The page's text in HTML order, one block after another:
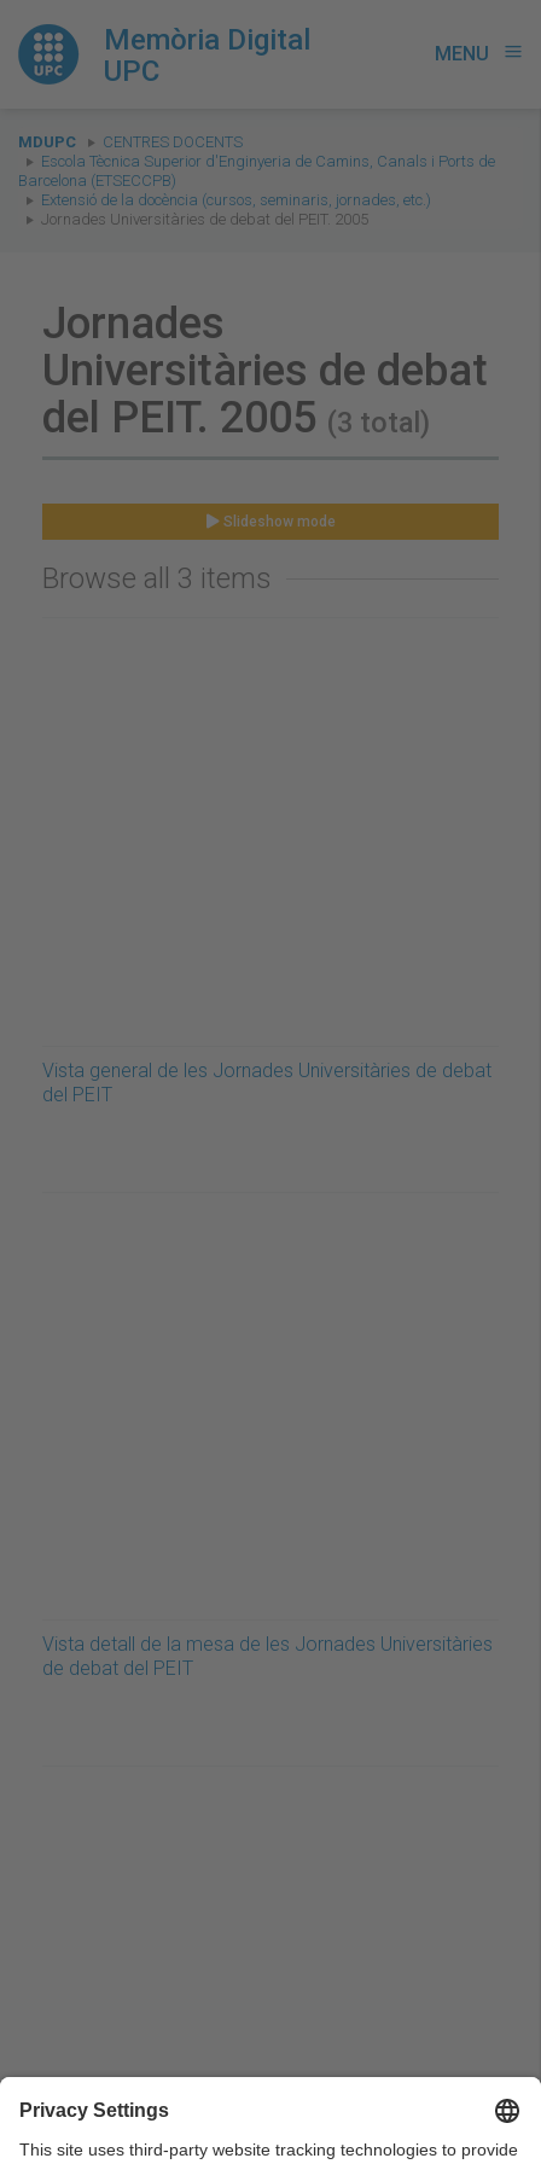
Memòria Digital
UPC
MENU menu
You
are
here:
MDUPC
CENTRES DOCENTS
Escola Tècnica Superior d'Enginyeria de Camins, Canals i Ports de
Barcelona (ETSECCPB)
Extensió de la docència (cursos, seminaris, jornades, etc.)
Jornades Universitàries de debat del PEIT. 2005
Jornades
Universitàries de debat
del PEIT. 2005 (3 total)
Slideshow mode
Browse all 3 items
Vista general de les Jornades Universitàries de debat
del PEIT
Vista detall de la mesa de les Jornades Universitàries
de debat del PEIT